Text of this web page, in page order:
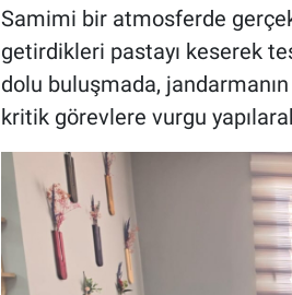
Samimi bir atmosferde
getirdikleri pastayı keserek
dolu buluşmada,
kritik görevlere vurgu